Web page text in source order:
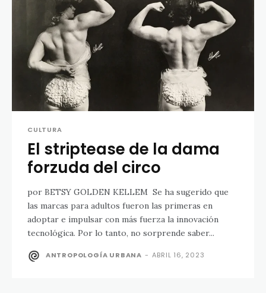
CULTURA
El striptease de la dama
forzuda del circo
por BETSY GOLDEN KELLEM Se ha sugerido que
las marcas para adultos fueron las primeras en
adoptar e impulsar con más fuerza la innovación
tecnológica. Por lo tanto, no sorprende saber...
ANTROPOLOGÍA URBANA - ABRIL 16, 2023